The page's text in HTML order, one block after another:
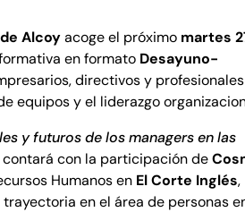
Alcoyacoge el próximo martes
en formato Desayuno-
directivos y profesionales
equipos y el liderazgo
y futuros de los managers en las
contará con la participación de
Humanos en El Corte Inglés,
en el área de personas